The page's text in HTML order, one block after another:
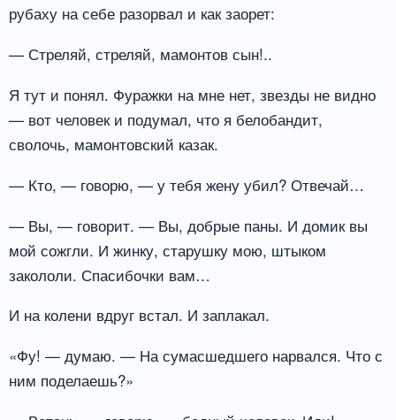
рубаху на себе разорвал и как заорет:
— Стреляй, стреляй, мамонтов сын!..
Я тут и понял. Фуражки на мне нет, звезды не видно
— вот человек и подумал, что я белобандит,
сволочь, мамонтовский казак.
— Кто, — говорю, — у тебя жену убил? Отвечай…
— Вы, — говорит. — Вы, добрые паны. И домик вы
мой сожгли. И жинку, старушку мою, штыком
закололи. Спасибочки вам…
И на колени вдруг встал. И заплакал.
«Фу! — думаю. — На сумасшедшего нарвался. Что с
ним поделаешь?»